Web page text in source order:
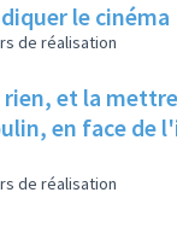
le cinéma
de réalisation
et la
en face de
de réalisation